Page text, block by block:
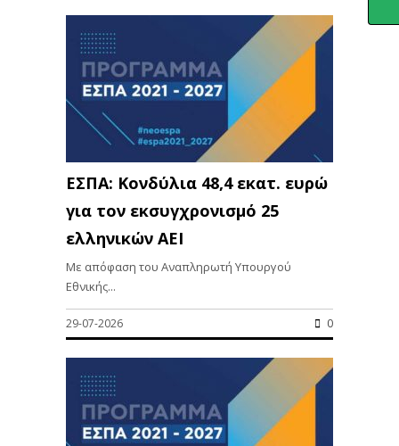
ΕΣΠΑ: Κονδύλια 48,4 εκατ. ευρώ
για τον εκσυγχρονισμό 25
ελληνικών ΑΕΙ
Με απόφαση του Αναπληρωτή Υπουργού
Εθνικής...
29-07-2026 0